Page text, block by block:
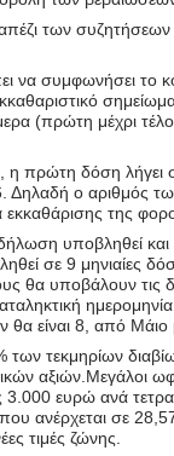
των
να συμφωνήσει το
(πρώτη μέχρι
η πρώτη δόση
Δηλαδή ο αριθμός
της
υποβληθεί και
σε 9 μηνιαίες
θα υποβάλουν
είναι 8, από Μάιο
τεκμηρίων
αξιών.Μεγάλοι
ευρώ ανά
ανέρχεται σε
τιμές ζώνης.